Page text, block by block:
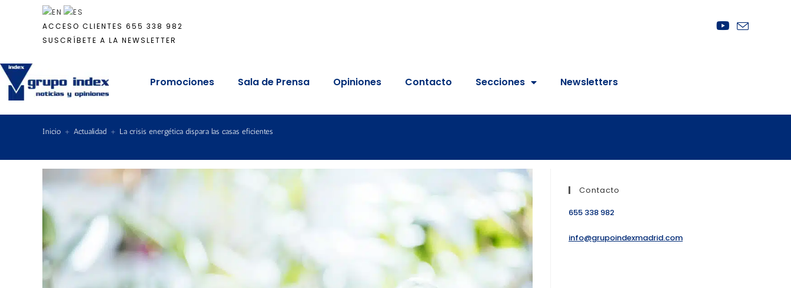
ACCESO CLIENTES 655 338 982
SUSCRÍBETE A LA NEWSLETTER
Promociones Sala de Prensa Opiniones Contacto Secciones Newsletters
Inicio + Actualidad + La crisis energética dispara las casas eficientes
Contacto
655 338 982
info@grupoindexmadrid.com